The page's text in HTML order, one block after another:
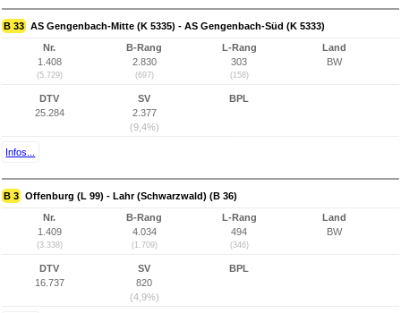
B 33 AS Gengenbach-Mitte (K 5335) - AS Gengenbach-Süd (K 5333)
Nr.
1.408
(5.729)
B-Rang
2.830
(697)
L-Rang
303
(158)
Land
BW
DTV
25.284
SV
2.377
(9,4%)
BPL
Infos...
B 3 Offenburg (L 99) - Lahr (Schwarzwald) (B 36)
Nr.
1.409
(3.338)
B-Rang
4.034
(1.709)
L-Rang
494
(346)
Land
BW
DTV
16.737
SV
820
(4,9%)
BPL